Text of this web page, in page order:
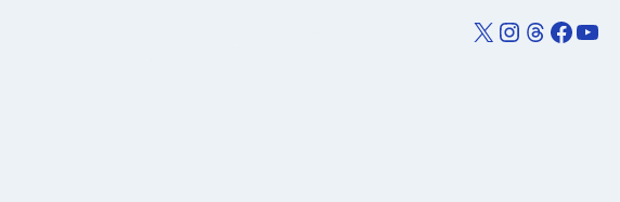
X Instagram Threads Facebook YouTube